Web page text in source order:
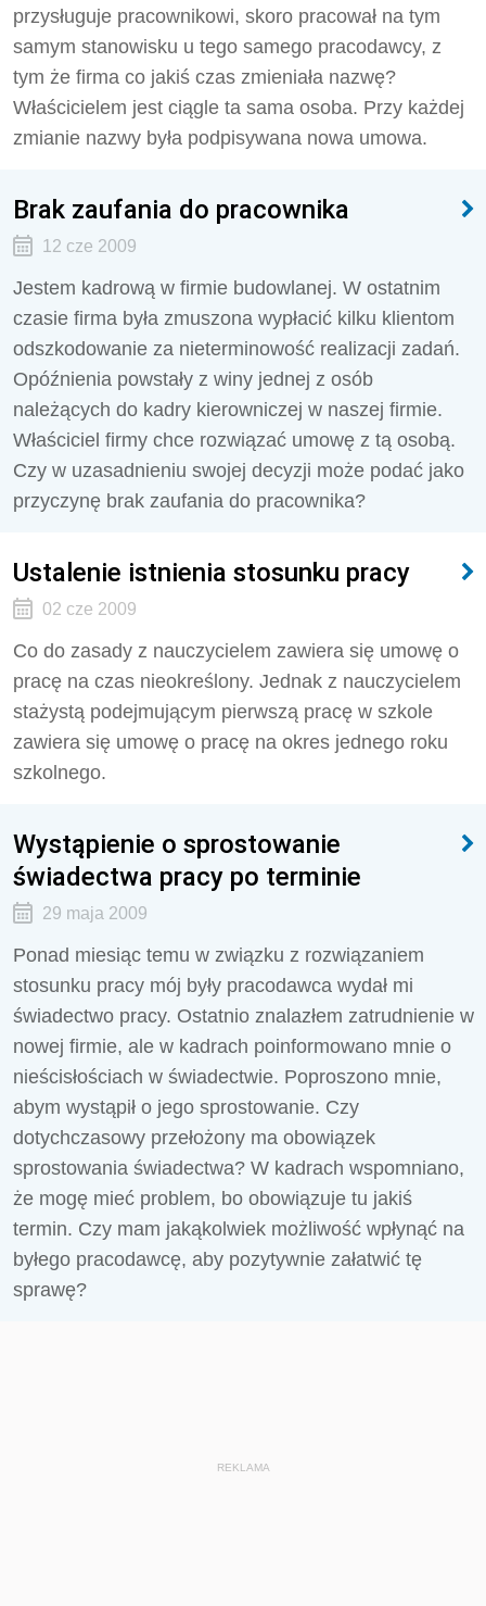
przysługuje pracownikowi, skoro pracował na tym
samym stanowisku u tego samego pracodawcy, z
tym że firma co jakiś czas zmieniała nazwę?
Właścicielem jest ciągle ta sama osoba. Przy każdej
zmianie nazwy była podpisywana nowa umowa.
Brak zaufania do pracownika
12 cze 2009
Jestem kadrową w firmie budowlanej. W ostatnim
czasie firma była zmuszona wypłacić kilku klientom
odszkodowanie za nieterminowość realizacji zadań.
Opóźnienia powstały z winy jednej z osób
należących do kadry kierowniczej w naszej firmie.
Właściciel firmy chce rozwiązać umowę z tą osobą.
Czy w uzasadnieniu swojej decyzji może podać jako
przyczynę brak zaufania do pracownika?
Ustalenie istnienia stosunku pracy
02 cze 2009
Co do zasady z nauczycielem zawiera się umowę o
pracę na czas nieokreślony. Jednak z nauczycielem
stażystą podejmującym pierwszą pracę w szkole
zawiera się umowę o pracę na okres jednego roku
szkolnego.
Wystąpienie o sprostowanie
świadectwa pracy po terminie
29 maja 2009
Ponad miesiąc temu w związku z rozwiązaniem
stosunku pracy mój były pracodawca wydał mi
świadectwo pracy. Ostatnio znalazłem zatrudnienie w
nowej firmie, ale w kadrach poinformowano mnie o
nieścisłościach w świadectwie. Poproszono mnie,
abym wystąpił o jego sprostowanie. Czy
dotychczasowy przełożony ma obowiązek
sprostowania świadectwa? W kadrach wspomniano,
że mogę mieć problem, bo obowiązuje tu jakiś
termin. Czy mam jakąkolwiek możliwość wpłynąć na
byłego pracodawcę, aby pozytywnie załatwić tę
sprawę?
REKLAMA